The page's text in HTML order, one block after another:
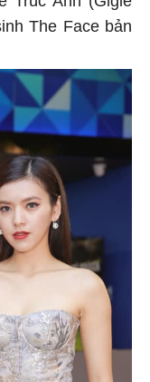
Trúc Anh (Gigie
The Face bản